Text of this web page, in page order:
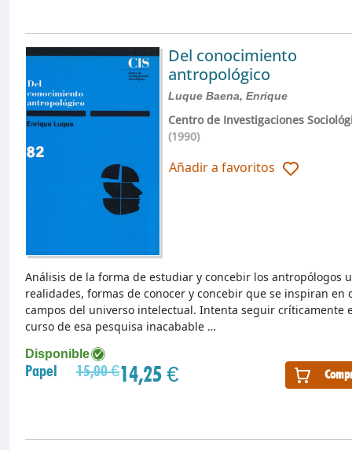
Del conocimiento
antropológico
Luque Baena, Enrique
Centro de Investigaciones
(1990)
Añadir a favoritos
Disponible
Papel 15,00 €14,25 €
Análisis de la forma de estudiar y concebir los antropólogos
realidades, formas de conocer y concebir que se inspiran en
campos del universo intelectual. Intenta seguir críticamente
curso de esa pesquisa inacabable …